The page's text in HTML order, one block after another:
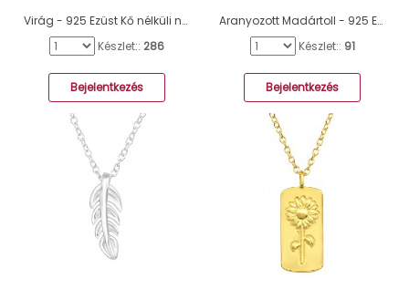
Virág - 925 Ezüst Kő nélküli nyakláncok A4S43249
Készlet:: 286
Bejelentkezés
Aranyozott Madártoll - 925 Ezüst Kő Nélküli Nyakláncok A4S44188
Készlet:: 91
Bejelentkezés